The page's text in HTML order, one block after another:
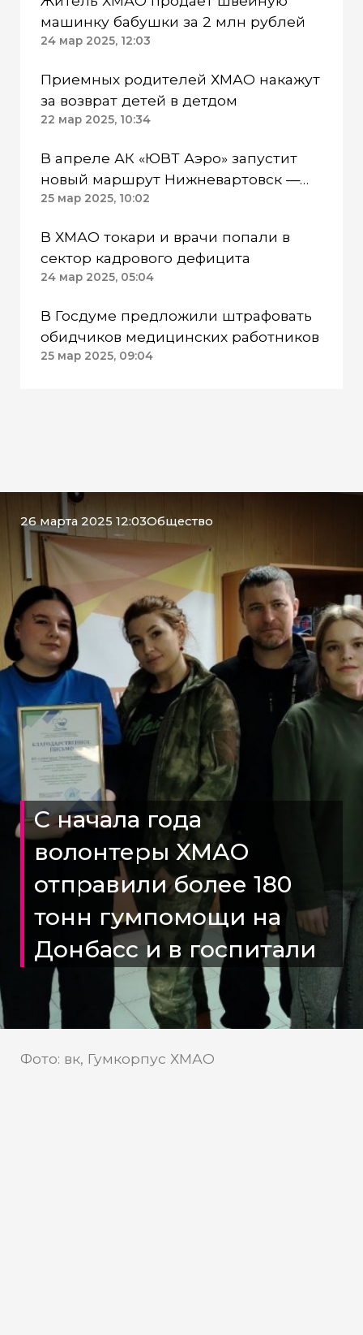
машинку бабушки за 2 млн рублей
24 мар 2025, 12:03
Приемных родителей ХМАО накажут
за возврат детей в детдом
22 мар 2025, 10:34
В апреле АК «ЮВТ Аэро» запустит
новый маршрут Нижневартовск —
Пермь
25 мар 2025, 10:02
В ХМАО токари и врачи попали в
сектор кадрового дефицита
24 мар 2025, 05:04
В Госдуме предложили штрафовать
обидчиков медицинских работников
25 мар 2025, 09:04
26 марта 2025 12:03Общество
С начала года
волонтеры ХМАО
отправили более 180
тонн гумпомощи на
Донбасс и в госпитали
Фото: вк, Гумкорпус ХМАО